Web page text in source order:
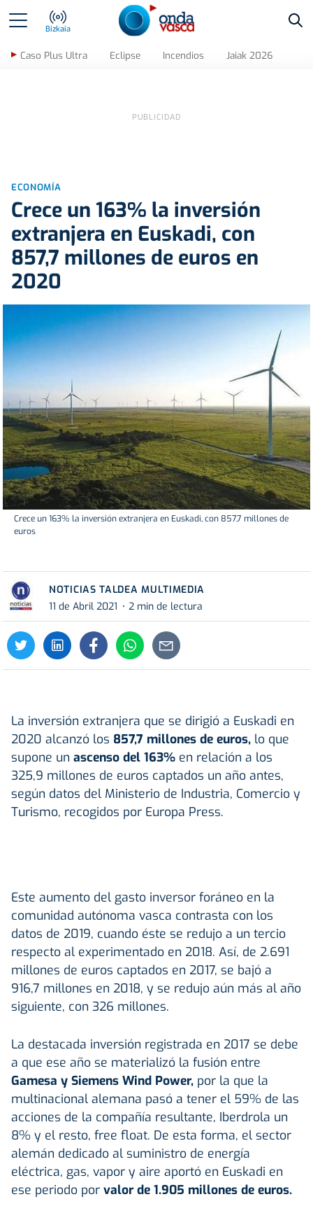
Bizkaia
Caso Plus Ultra Eclipse Incendios Jaiak 2026
ECONOMÍA
Crece un 163% la inversión
extranjera en Euskadi, con
857,7 millones de euros en
2020
Crece un 163% la inversión extranjera en Euskadi, con 857,7 millones de
euros
NOTICIAS TALDEA MULTIMEDIA
11 de Abril 2021
2 min de lectura
La inversión extranjera que se dirigió a Euskadi en
2020 alcanzó los 857,7 millones de euros, lo que
supone un ascenso del 163% en relación a los
325,9 millones de euros captados un año antes,
según datos del Ministerio de Industria, Comercio y
Turismo, recogidos por Europa Press.
Este aumento del gasto inversor foráneo en la
comunidad autónoma vasca contrasta con los
datos de 2019, cuando éste se redujo a un tercio
respecto al experimentado en 2018. Así, de 2.691
millones de euros captados en 2017, se bajó a
916,7 millones en 2018, y se redujo aún más al año
siguiente, con 326 millones.
La destacada inversión registrada en 2017 se debe
a que ese año se materializó la fusión entre
Gamesa y Siemens Wind Power, por la que la
multinacional alemana pasó a tener el 59% de las
acciones de la compañía resultante, Iberdrola un
8% y el resto, free float. De esta forma, el sector
alemán dedicado al suministro de energía
eléctrica, gas, vapor y aire aportó en Euskadi en
ese periodo por valor de 1.905 millones de euros.